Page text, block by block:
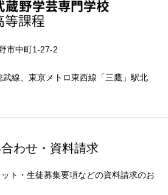
市中町1-27-2
線、東京メトロ東西線「三鷹」駅北
わせ・資料請求
ト・生徒募集要項などの資料請求のお